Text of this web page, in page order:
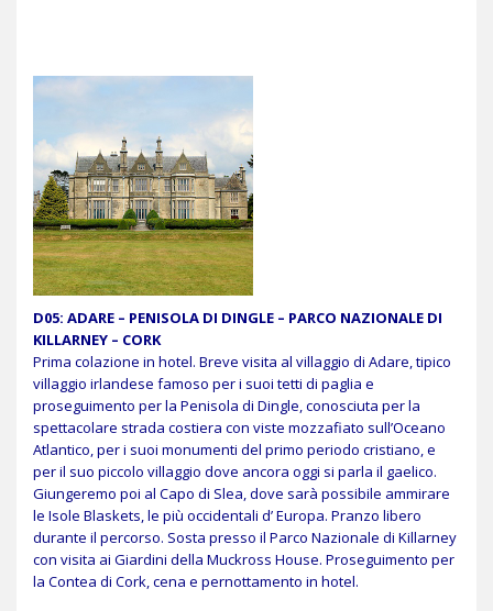
D05: ADARE – PENISOLA DI DINGLE – PARCO NAZIONALE DI
KILLARNEY – CORK
Prima colazione in hotel. Breve visita al villaggio di Adare, tipico
villaggio irlandese famoso per i suoi tetti di paglia e
proseguimento per la Penisola di Dingle, conosciuta per la
spettacolare strada costiera con viste mozzafiato sull’Oceano
Atlantico, per i suoi monumenti del primo periodo cristiano, e
per il suo piccolo villaggio dove ancora oggi si parla il gaelico.
Giungeremo poi al Capo di Slea, dove sarà possibile ammirare
le Isole Blaskets, le più occidentali d’ Europa. Pranzo libero
durante il percorso. Sosta presso il Parco Nazionale di Killarney
con visita ai Giardini della Muckross House. Proseguimento per
la Contea di Cork, cena e pernottamento in hotel.